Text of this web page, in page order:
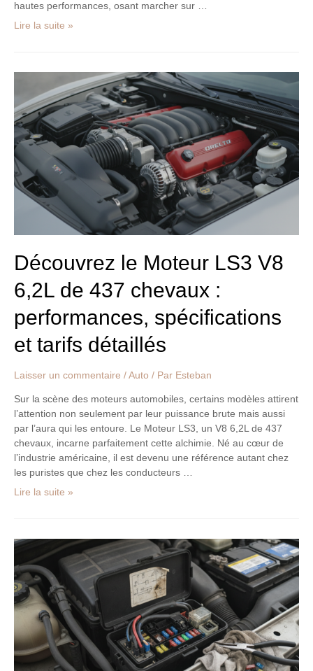
hautes performances, osant marcher sur …
Lire la suite »
Découvrez le Moteur LS3 V8
6,2L de 437 chevaux :
performances, spécifications
et tarifs détaillés
Laisser un commentaire / Auto / Par Esteban
Sur la scène des moteurs automobiles, certains modèles attirent
l’attention non seulement par leur puissance brute mais aussi
par l’aura qui les entoure. Le Moteur LS3, un V8 6,2L de 437
chevaux, incarne parfaitement cette alchimie. Né au cœur de
l’industrie américaine, il est devenu une référence autant chez
les puristes que chez les conducteurs …
Moteur
LS3
V8
6,2L
de
437
chevaux
performances,
et
tarifs
détaillés
Lire la suite »
Boîtier
fusibles
batterie
Peugeot
Citroën
:
fonctions
essentielles,